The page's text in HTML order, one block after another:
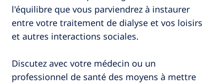
l'équilibre que vous parviendrez à instaurer
entre votre traitement de dialyse et vos loisirs
et autres interactions sociales.
Discutez avec votre médecin ou un
professionnel de santé des moyens à mettre